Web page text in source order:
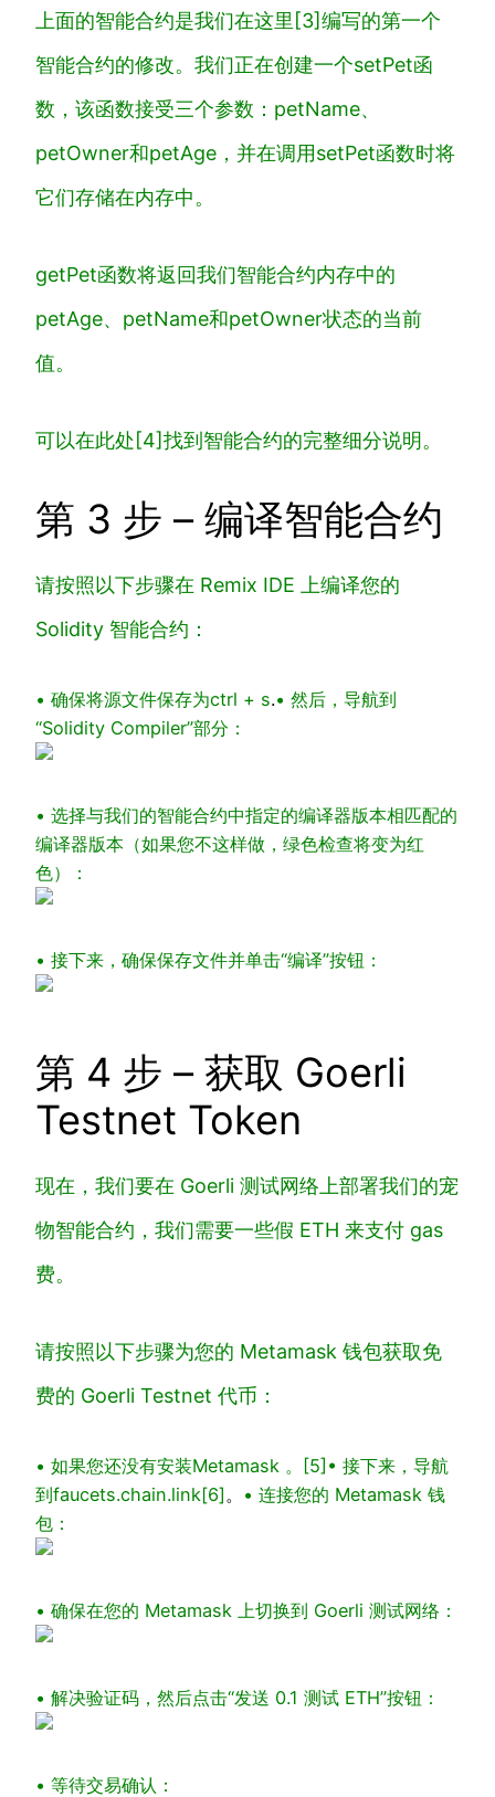
上面的智能合约是我们在这里[3]编写的第一个
智能合约的修改。我们正在创建一个setPet函
数，该函数接受三个参数： petName、
petOwner和petAge ，并在调用setPet函数时将
它们存储在内存中。
getPet函数将返回我们智能合约内存中的
petAge、 petName和petOwner状态的当前
值。
可以在此处[4]找到智能合约的完整细分说明。
第 3 步 – 编译智能合约
请按照以下步骤在 Remix IDE 上编译您的
Solidity 智能合约：
• 确保将源文件保存为ctrl + s.• 然后，导航到
“Solidity Compiler”部分：
• 选择与我们的智能合约中指定的编译器版本相匹配的
编译器版本（如果您不这样做，绿色检查将变为红
色）：
• 接下来，确保保存文件并单击“编译”按钮：
第 4 步 – 获取 Goerli
Testnet Token
现在，我们要在 Goerli 测试网络上部署我们的宠
物智能合约，我们需要一些假 ETH 来支付 gas
费。
请按照以下步骤为您的 Metamask 钱包获取免
费的 Goerli Testnet 代币：
• 如果您还没有安装Metamask 。[5] • 接下来，导航
到faucets.chain.link[6] 。 • 连接您的 Metamask 钱
包：
• 确保在您的 Metamask 上切换到 Goerli 测试网络：
• 解决验证码，然后点击“发送 0.1 测试 ETH”按钮：
• 等待交易确认：